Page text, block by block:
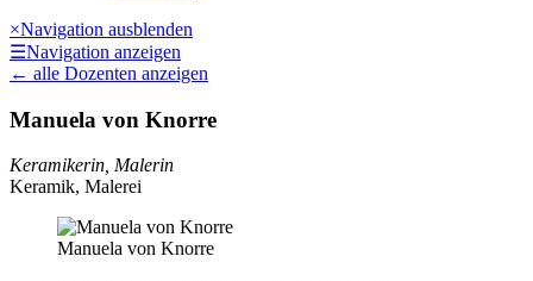
×Navigation ausblenden
☰Navigation anzeigen
← alle Dozenten anzeigen
Manuela von Knorre
Keramikerin, Malerin
Keramik, Malerei
Manuela von Knorre